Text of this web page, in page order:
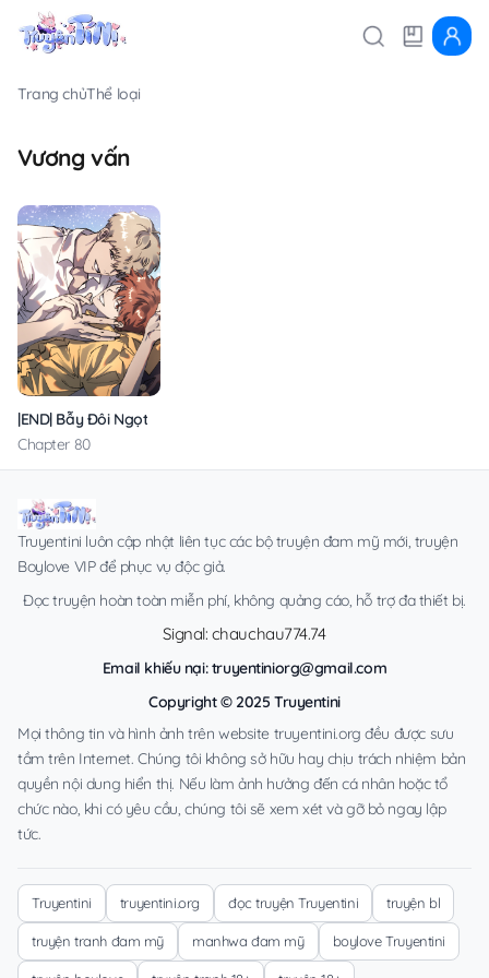
Trang chủThể loại
Vương vấn
|END| Bẫy Đôi Ngọt Ngào
Chapter 80
Truyentini luôn cập nhật liên tục các bộ truyện đam mỹ mới, truyện
Boylove VIP để phục vụ độc giả.
Đọc truyện hoàn toàn miễn phí, không quảng cáo, hỗ trợ đa thiết bị.
Signal: chauchau774.74
Email khiếu nại:truyentiniorg@gmail.com
Copyright © 2025 Truyentini
Mọi thông tin và hình ảnh trên website truyentini.org đều được sưu
tầm trên Internet. Chúng tôi không sở hữu hay chịu trách nhiệm bản
quyền nội dung hiển thị. Nếu làm ảnh hưởng đến cá nhân hoặc tổ
chức nào, khi có yêu cầu, chúng tôi sẽ xem xét và gỡ bỏ ngay lập
tức.
Truyentini truyentini.org đọc truyện Truyentini truyện bl
truyện tranh đam mỹ manhwa đam mỹ boylove Truyentini